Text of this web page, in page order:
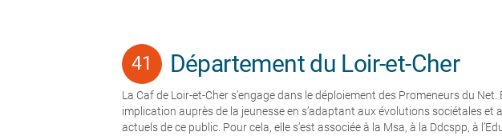
Département du Loir-et-Cher
La Caf de Loir-et-Cher s’engage dans le déploiement des Promeneurs du
implication auprès de la jeunesse en s’adaptant aux évolutions sociétales et
actuels de ce public. Pour cela, elle s’est associée à la Msa, à la Ddcspp, à